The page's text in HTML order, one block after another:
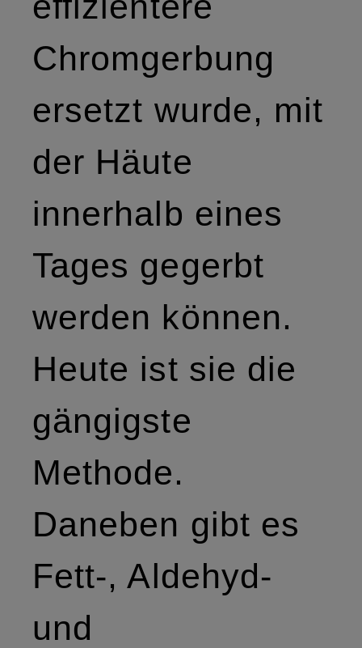
Chromgerbung
ersetzt wurde, mit
der Häute
innerhalb eines
Tages gegerbt
werden können.
Heute ist sie die
gängigste
Methode.
Daneben gibt es
Fett-, Aldehyd-
und